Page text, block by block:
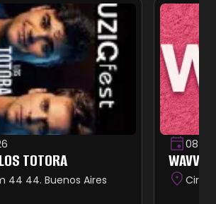
TOTORA
44 44. Buenos Aires
08-
WAVVE